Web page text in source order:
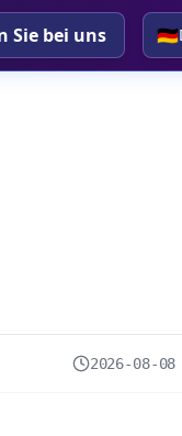
Sie bei uns 🇩🇪
2026-08-